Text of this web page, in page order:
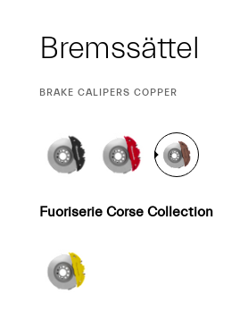
Bremssättel
CURRENT
BRAKE CALIPERS COPPER
Fuoriserie Corse Collection